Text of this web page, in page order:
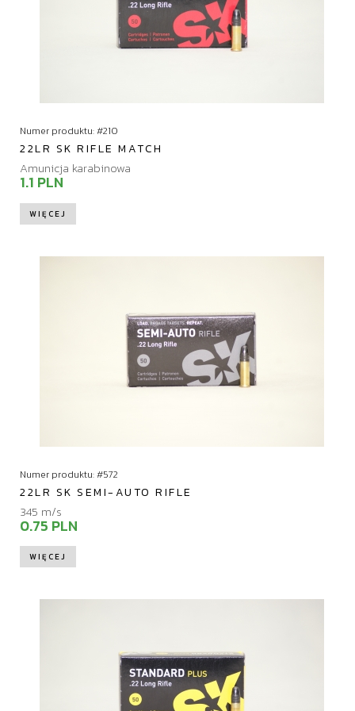
Numer produktu: #210
22LR SK RIFLE MATCH
Amunicja karabinowa
1.1 PLN
WIĘCEJ
Numer produktu: #572
22LR SK SEMI-AUTO RIFLE
345 m/s
0.75 PLN
WIĘCEJ